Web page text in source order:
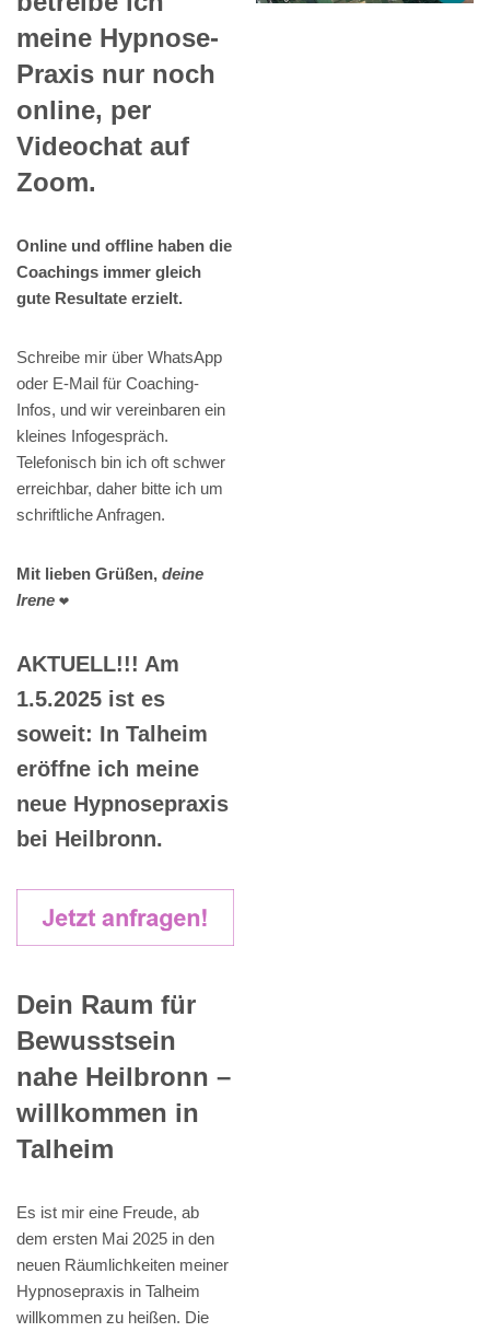
meine Hypnose-
Praxis nur noch
online, per
Videochat auf
Zoom.
Online und offline haben die
Coachings immer gleich
gute Resultate erzielt.
Schreibe mir über WhatsApp
oder E-Mail für Coaching-
Infos, und wir vereinbaren ein
kleines Infogespräch.
Telefonisch bin ich oft schwer
erreichbar, daher bitte ich um
schriftliche Anfragen.
Mit lieben Grüßen, deine
Irene ❤️
AKTUELL!!! Am
1.5.2025 ist es
soweit: In Talheim
eröffne ich meine
neue Hypnosepraxis
bei Heilbronn.
Dein Raum für
Bewusstsein
nahe Heilbronn –
willkommen in
Talheim
Es ist mir eine Freude, ab
dem ersten Mai 2025 in den
neuen Räumlichkeiten meiner
Hypnosepraxis in Talheim
willkommen zu heißen. Die